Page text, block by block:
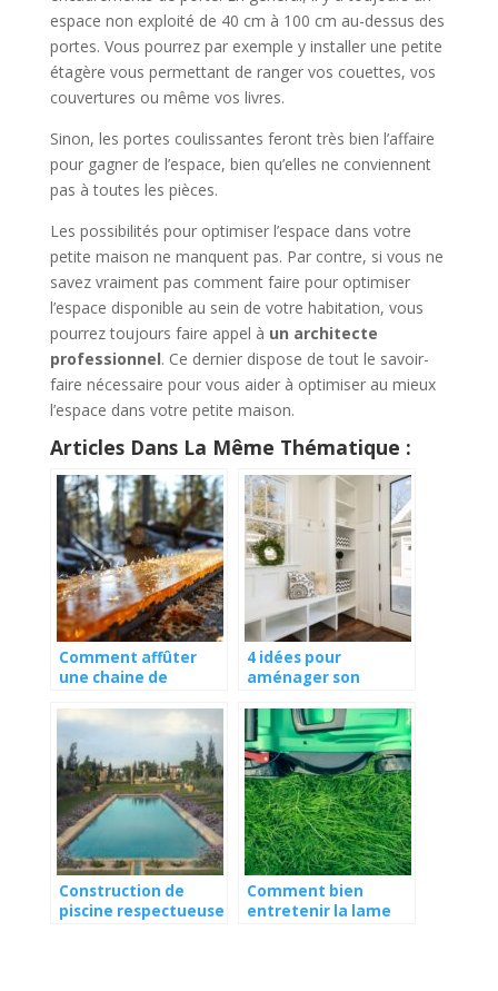
espace non exploité de 40 cm à 100 cm au-dessus des
portes. Vous pourrez par exemple y installer une petite
étagère vous permettant de ranger vos couettes, vos
couvertures ou même vos livres.
Sinon, les portes coulissantes feront très bien l’affaire
pour gagner de l’espace, bien qu’elles ne conviennent
pas à toutes les pièces.
Les possibilités pour optimiser l’espace dans votre
petite maison ne manquent pas. Par contre, si vous ne
savez vraiment pas comment faire pour optimiser
l’espace disponible au sein de votre habitation, vous
pourrez toujours faire appel à un architecte
professionnel. Ce dernier dispose de tout le savoir-
faire nécessaire pour vous aider à optimiser au mieux
l’espace dans votre petite maison.
Articles Dans La Même Thématique :
Comment affûter
une chaine de
4 idées pour
aménager son
Construction de
piscine respectueuse
Comment bien
entretenir la lame